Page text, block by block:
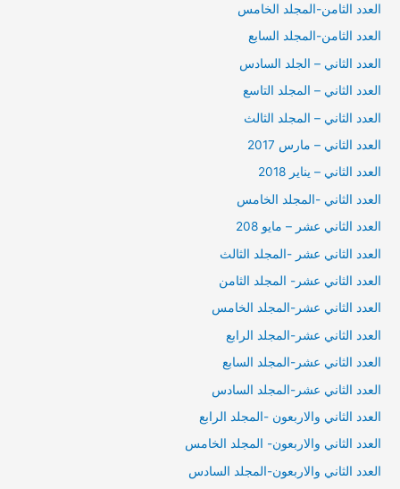
العدد الثامن-المجلد الخامس
العدد الثامن-المجلد السابع
العدد الثاني – الجلد السادس
العدد الثاني – المجلد التاسع
العدد الثاني – المجلد الثالث
العدد الثاني – مارس 2017
العدد الثاني – يناير 2018
العدد الثاني -المجلد الخامس
العدد الثاني عشر – مايو 208
العدد الثاني عشر -المجلد الثالث
العدد الثاني عشر- المجلد الثامن
العدد الثاني عشر-المجلد الخامس
العدد الثاني عشر-المجلد الرابع
العدد الثاني عشر-المجلد السابع
العدد الثاني عشر-المجلد السادس
العدد الثاني والاربعون -المجلد الرابع
العدد الثاني والاربعون- المجلد الخامس
العدد الثاني والاربعون-المجلد السادس